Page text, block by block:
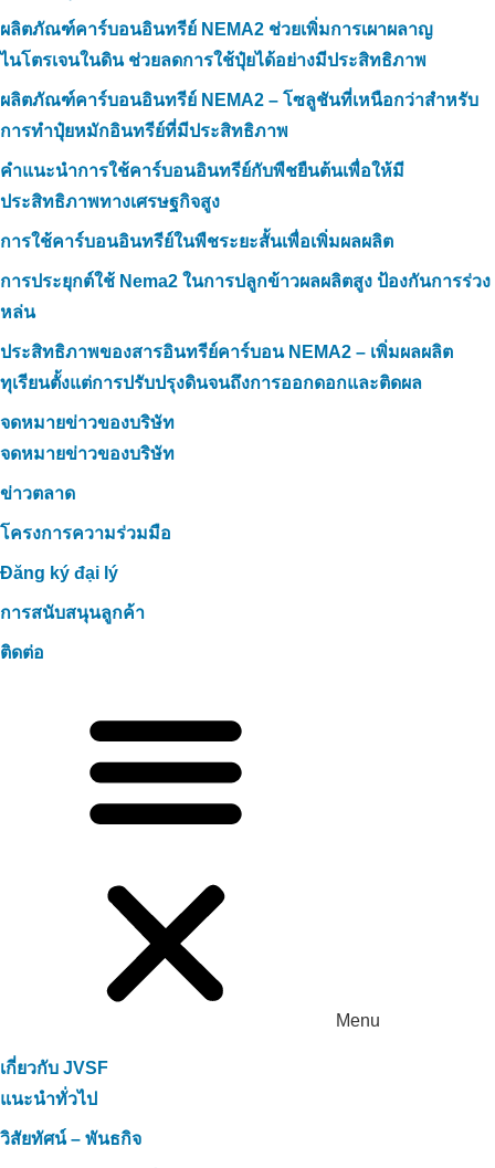
ผลิตภัณฑ์คาร์บอนอินทรีย์ NEMA2 ช่วยเพิ่มการเผาผลาญ
ไนโตรเจนในดิน ช่วยลดการใช้ปุ๋ยได้อย่างมีประสิทธิภาพ
ผลิตภัณฑ์คาร์บอนอินทรีย์ NEMA2 – โซลูชันที่เหนือกว่าสำหรับ
การทำปุ๋ยหมักอินทรีย์ที่มีประสิทธิภาพ
คำแนะนำการใช้คาร์บอนอินทรีย์กับพืชยืนต้นเพื่อให้มี
ประสิทธิภาพทางเศรษฐกิจสูง
การใช้คาร์บอนอินทรีย์ในพืชระยะสั้นเพื่อเพิ่มผลผลิต
การประยุกต์ใช้ Nema2 ในการปลูกข้าวผลผลิตสูง ป้องกันการร่วง
หล่น
ประสิทธิภาพของสารอินทรีย์คาร์บอน NEMA2 – เพิ่มผลผลิต
ทุเรียนตั้งแต่การปรับปรุงดินจนถึงการออกดอกและติดผล
จดหมายข่าวของบริษัท
จดหมายข่าวของบริษัท
ข่าวตลาด
โครงการความร่วมมือ
Đăng ký đại lý
การสนับสนุนลูกค้า
ติดต่อ
Menu
เกี่ยวกับ JVSF
แนะนำทั่วไป
วิสัยทัศน์ – พันธกิจ